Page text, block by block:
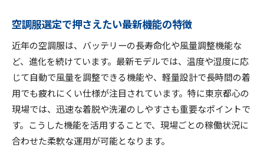
空調服選定で押さえたい最新機能の特徴
近年の空調服は、バッテリーの長寿命化や風量調整機能な
ど、進化を続けています。最新モデルでは、温度や湿度に応
じて自動で風量を調整できる機能や、軽量設計で長時間の着
用でも疲れにくい仕様が注目されています。特に東京都心の
現場では、迅速な着脱や洗濯のしやすさも重要なポイントで
す。こうした機能を活用することで、現場ごとの稼働状況に
合わせた柔軟な運用が可能となります。